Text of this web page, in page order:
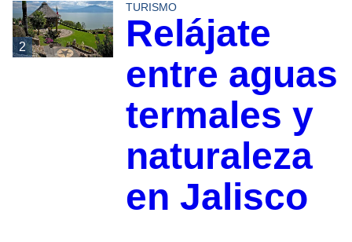
2
TURISMO
Relájate
entre aguas
termales y
naturaleza
en Jalisco